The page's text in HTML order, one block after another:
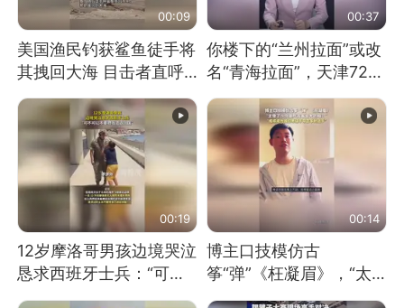
00:09
美国渔民钓获鲨鱼徒手将
其拽回大海 目击者直呼
震惊 （视频来源：参考
消息）
00:37
你楼下的“兰州拉面”或改
名“青海拉面”，天津72家
面馆已集体更换招牌
00:19
12岁摩洛哥男孩边境哭泣
恳求西班牙士兵：“可不
可以不要把我遣返回国”
00:14
博主口技模仿古
筝“弹”《枉凝眉》，“太
像了～你是吃古筝长大的